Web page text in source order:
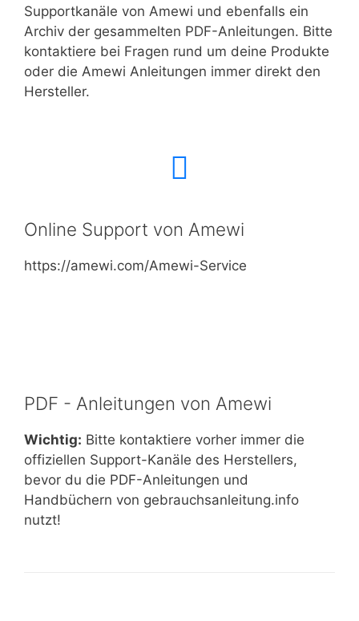
Supportkanäle von Amewi und ebenfalls ein
Archiv der gesammelten PDF-Anleitungen. Bitte
kontaktiere bei Fragen rund um deine Produkte
oder die Amewi Anleitungen immer direkt den
Hersteller.
Online Support von Amewi
https://amewi.com/Amewi-Service
PDF - Anleitungen von Amewi
Wichtig: Bitte kontaktiere vorher immer die
offiziellen Support-Kanäle des Herstellers,
bevor du die PDF-Anleitungen und
Handbüchern von gebrauchsanleitung.info
nutzt!